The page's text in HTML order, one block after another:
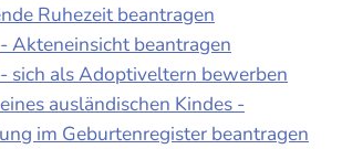
Ruhezeit beantragen
Akteneinsicht beantragen
sich als Adoptiveltern bewerben
ausländischen Kindes -
im Geburtenregister beantragen